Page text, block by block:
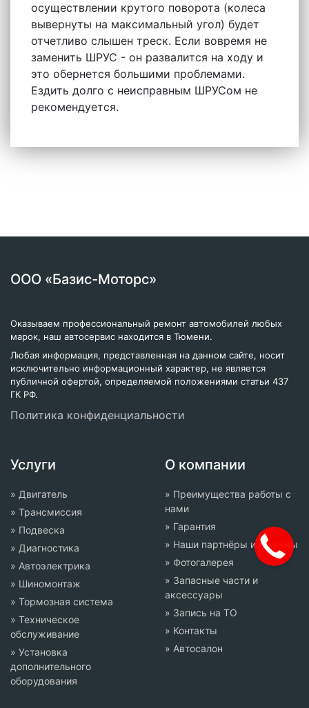
осуществлении крутого поворота (колеса
вывернуты на максимальный угол) будет
отчетливо слышен треск. Если вовремя не
заменить ШРУС - он развалится на ходу и
это обернется большими проблемами.
Ездить долго с неисправным ШРУСом не
рекомендуется.
ООО «Базис-Моторс»
Оказываем профессиональный ремонт автомобилей любых
марок, наш автосервис находится в Тюмени.
Любая информация, представленная на данном сайте, носит
исключительно информационный характер, не является
публичной офертой, определяемой положениями статьи 437
ГК РФ.
Политика конфиденциальности
Услуги
» Двигатель
» Трансмиссия
» Подвеска
» Диагностика
» Автоэлектрика
» Шиномонтаж
» Тормозная система
» Техническое
обслуживание
» Установка
дополнительного
оборудования
О компании
» Преимущества работы с
нами
» Гарантия
» Наши партнёры и клиенты
» Фотогалерея
» Запасные части и
аксессуары
» Запись на ТО
» Контакты
» Автосалон